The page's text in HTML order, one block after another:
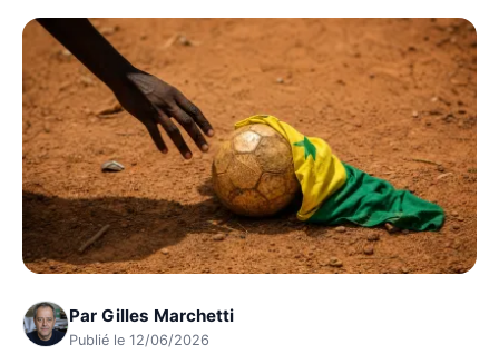
Par Gilles Marchetti
Publié le 12/06/2026